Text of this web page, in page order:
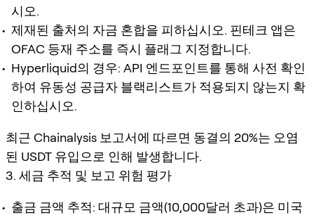
시오.
제재된 출처의 자금 혼합을 피하십시오. 핀테크 앱은
OFAC 등재 주소를 즉시 플래그 지정합니다.
Hyperliquid의 경우: API 엔드포인트를 통해 사전 확인
하여 유동성 공급자 블랙리스트가 적용되지 않는지 확
인하십시오.
최근 Chainalysis 보고서에 따르면 동결의 20%는 오염
된 USDT 유입으로 인해 발생합니다.
3. 세금 추적 및 보고 위험 평가
출금 금액 추적: 대규모 금액(10,000달러 초과)은 미국